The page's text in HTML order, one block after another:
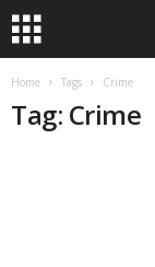
Home Tags Crime
Tag: Crime